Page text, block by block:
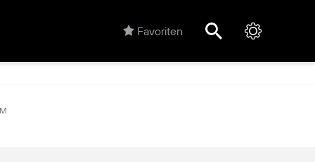
Favoriten